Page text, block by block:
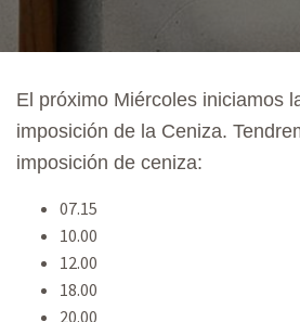
El próximo Miércoles iniciamos
imposición de la Ceniza.
imposición de ceniza:
07.15
10.00
12.00
18.00
20.00